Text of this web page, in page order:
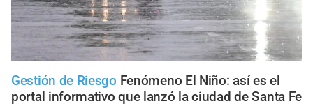
Gestión de Riesgo Fenómeno El Niño: así es el
portal informativo que lanzó la ciudad de Santa Fe